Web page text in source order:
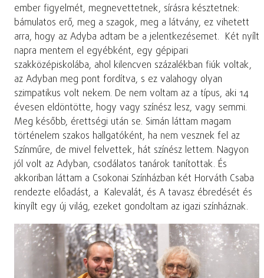
ember figyelmét, megnevettetnek, sírásra késztetnek:
bámulatos erő, meg a szagok, meg a látvány, ez vihetett
arra, hogy az Adyba adtam be a jelentkezésemet. Két nyílt
napra mentem el egyébként, egy gépipari
szakközépiskolába, ahol kilencven százalékban fiúk voltak,
az Adyban meg pont fordítva, s ez valahogy olyan
szimpatikus volt nekem. De nem voltam az a típus, aki 14
évesen eldöntötte, hogy vagy színész lesz, vagy semmi.
Meg később, érettségi után se. Simán láttam magam
történelem szakos hallgatóként, ha nem vesznek fel az
Színműre, de mivel felvettek, hát színész lettem. Nagyon
jól volt az Adyban, csodálatos tanárok tanítottak. És
akkoriban láttam a Csokonai Színházban két Horváth Csaba
rendezte előadást, a Kalevalát, és A tavasz ébredését és
kinyílt egy új világ, ezeket gondoltam az igazi színháznak.